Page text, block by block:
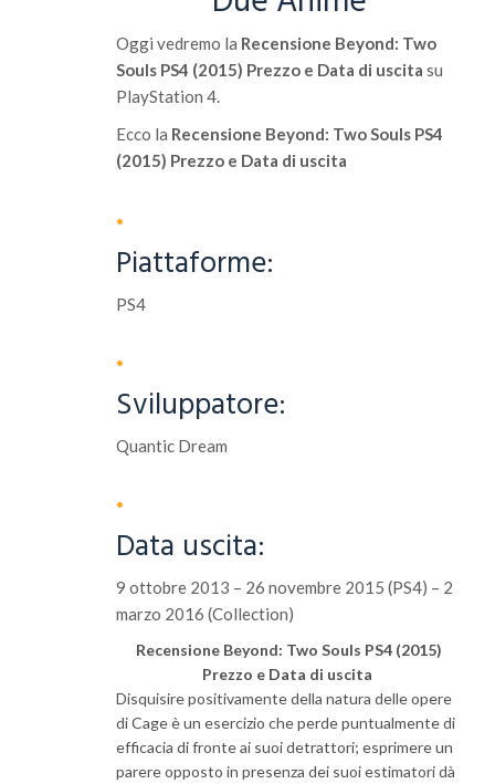
Oggi vedremo la Recensione Beyond: Two
Souls PS4 (2015) Prezzo e Data di uscita su
PlayStation 4.
Ecco la Recensione Beyond: Two Souls PS4
(2015) Prezzo e Data di uscita
Piattaforme:
PS4
Sviluppatore:
Quantic Dream
Data uscita:
9 ottobre 2013 – 26 novembre 2015 (PS4) – 2
marzo 2016 (Collection)
Recensione Beyond: Two Souls PS4 (2015)
Prezzo e Data di uscita
Disquisire positivamente della natura delle opere
di Cage è un esercizio che perde puntualmente di
efficacia di fronte ai suoi detrattori; esprimere un
parere opposto in presenza dei suoi estimatori dà